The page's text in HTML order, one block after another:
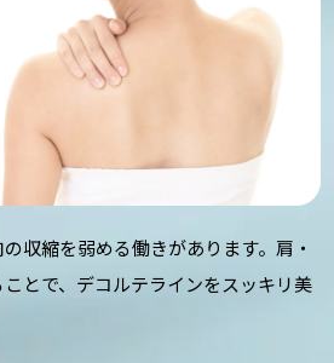
収縮を弱める働きがあります。肩・
とで、デコルテラインをスッキリ美